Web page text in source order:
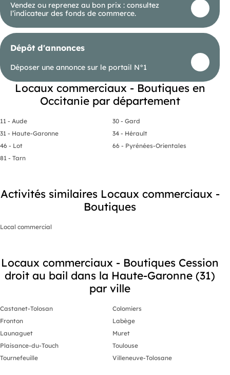
Vendez ou reprenez au bon prix : consultez
l’indicateur des fonds de commerce.
Dépôt d'annonces
Déposer une annonce sur le portail N°1
Locaux commerciaux - Boutiques en
Occitanie par département
11 - Aude
30 - Gard
31 - Haute-Garonne
34 - Hérault
46 - Lot
66 - Pyrénées-Orientales
81 - Tarn
Activités similaires Locaux commerciaux -
Boutiques
Local commercial
Locaux commerciaux - Boutiques Cession
droit au bail dans la Haute-Garonne (31)
par ville
Castanet-Tolosan
Colomiers
Fronton
Labège
Launaguet
Muret
Plaisance-du-Touch
Toulouse
Tournefeuille
Villeneuve-Tolosane